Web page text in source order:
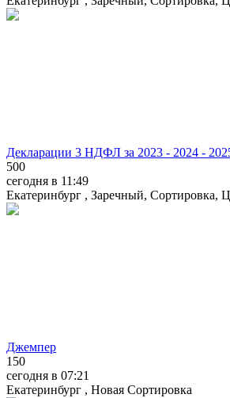
Декларации 3 НДФЛ за 2023 - 2024 -
500
сегодня в 11:49
Екатеринбург , Заречный, Сортировка,
Джемпер
150
сегодня в 07:21
Екатеринбург , Новая Сортировка